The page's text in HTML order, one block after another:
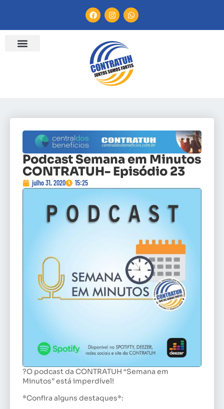
Podcast Semana em Minutos
CONTRATUH- Episódio 23
julho 31, 2020 15:25
?O podcast da CONTRATUH “Semana em
Minutos” está imperdível!
*Confira alguns destaques*: